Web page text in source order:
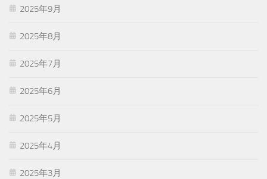
2025年9月
2025年8月
2025年7月
2025年6月
2025年5月
2025年4月
2025年3月